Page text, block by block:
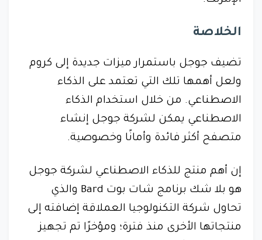
الخلاصة
تضيف جوجل باستمرار ميزات جديدة إلى كروم
ولعل أهمها تلك التي تعتمد على الذكاء
الاصطناعي. من خلال استخدام الذكاء
الاصطناعي يمكن لشركة جوجل إنشاء
متصفح أكثر فائدة وأمانًا وخصوصية.
إن أهم منتج للذكاء الاصطناعي لشركة جوجل
هو بلا شك برنامج شات بوت Bard والذي
تحاول شركة التكنولوجيا العملاقة إضافته إلى
منتجاتها الأخرى منذ فترة؛ ومؤخرًا تم تجهيز